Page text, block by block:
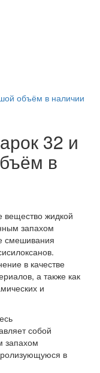
объём в наличии
32 и
в
вещество жидкой
запахом
смешивания
в качестве
а также как
и
собой
запахом
в